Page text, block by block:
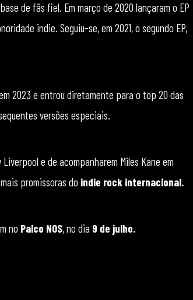
de fãs fiel. Em março de 2020 lançaram o EP
indie. Seguiu-se, em 2021, o segundo EP,
2023 e entrou diretamente para o top 20 das
versões especiais.
e de acompanharem Miles Kane em
promissoras do indie rock internacional.
no Palco NOS, no dia 9 de julho.